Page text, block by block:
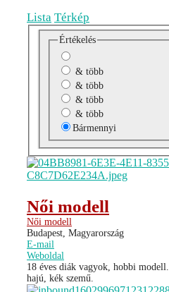
Lista Térkép
Értékelés
& több
& több
& több
& több
Bármennyi
Női modell
Női modell
Budapest, Magyarország
E-mail
Weboldal
18 éves diák vagyok, hobbi
hajú, kék szemű.